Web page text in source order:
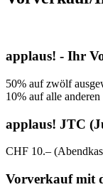
applaus! - Ihr
50% auf zwölf
10% auf alle
applaus! JTC
CHF 10.–
Vorverkauf mit